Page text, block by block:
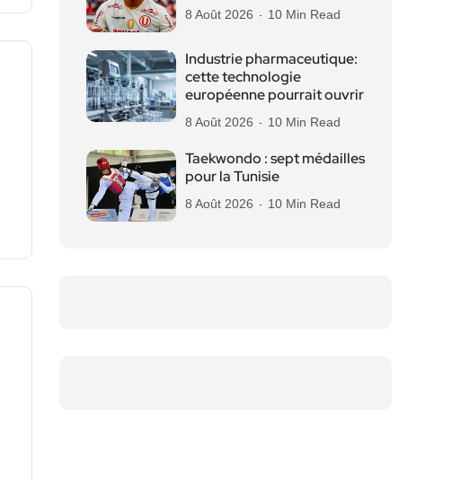
8 Août 2026 10 Min Read
Industrie pharmaceutique:
cette technologie
européenne pourrait ouvrir
8 Août 2026 10 Min Read
Taekwondo : sept médailles
pour la Tunisie
8 Août 2026 10 Min Read